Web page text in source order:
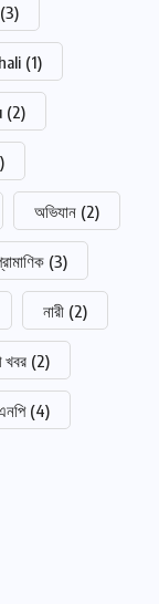
(3)
(1)
(2)
অভিযান (2)
(3)
নারী (2)
খবর (2)
(4)